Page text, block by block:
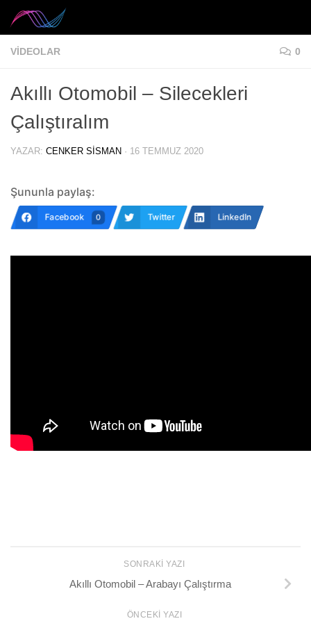
Skip to content
VIDEOLAR 0
Akıllı Otomobil – Silecekleri
Çalıştıralım
YAZAR: CENKER SISMAN · 16 TEMMUZ 2020
Şununla paylaş:
Facebook 0 Twitter LinkedIn
SONRAKI YAZI
Akıllı Otomobil – Arabayı Çalıştırma
ÖNCEKI YAZI